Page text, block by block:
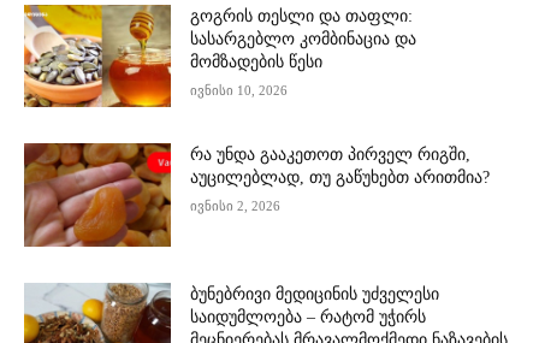
გოგრის თესლი და თაფლი:
სასარგებლო კომბინაცია და
მომზადების წესი
ივნისი 10, 2026
რა უნდა გააკეთოთ პირველ რიგში,
აუცილებლად, თუ გაწუხებთ არითმია?
ივნისი 2, 2026
ბუნებრივი მედიცინის უძველესი
საიდუმლოება – რატომ უჭირს